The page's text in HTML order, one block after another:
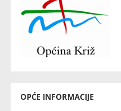
OPĆE INFORMACIJE